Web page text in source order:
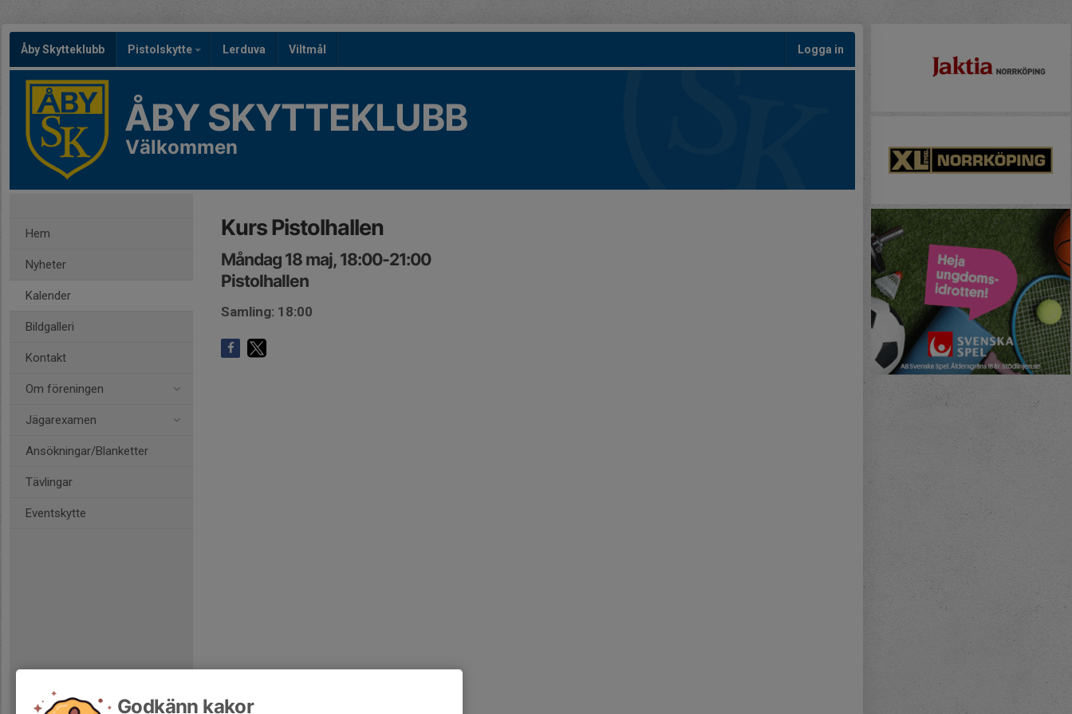
Åby Skytteklubb Pistolskytte Lerduva Viltmål Logga in
ÅBY SKYTTEKLUBB
Välkommen
Hem
Nyheter
Kalender
Bildgalleri
Kontakt
Om föreningen
Jägarexamen
Ansökningar/Blanketter
Tävlingar
Eventskytte
Kurs Pistolhallen
Måndag 18 maj, 18:00-21:00
Pistolhallen
Samling: 18:00
Godkänn kakor